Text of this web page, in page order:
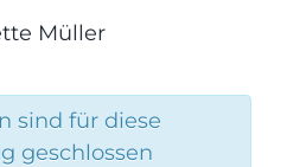
Müller
sind für diese
geschlossen